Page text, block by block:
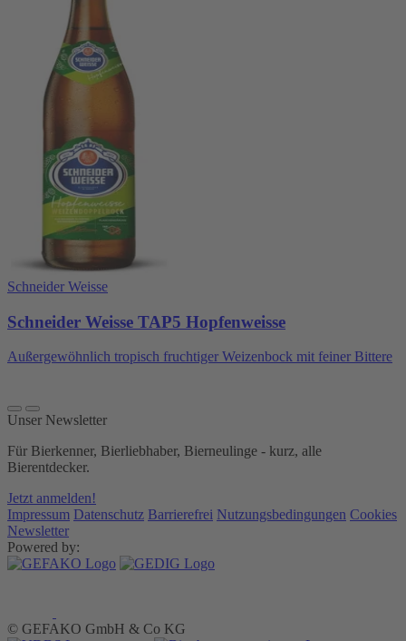
Schneider Weisse
Schneider Weisse TAP5 Hopfenweisse
Außergewöhnlich tropisch fruchtiger Weizenbock mit feiner Bittere
Unser Newsletter
Für Bierkenner, Bierliebhaber, Bierneulinge - kurz, alle
Bierentdecker.
Jetzt anmelden!
Impressum Datenschutz Barrierefrei Nutzungsbedingungen Cookies
Newsletter
Powered by:
© GEFAKO GmbH & Co KG